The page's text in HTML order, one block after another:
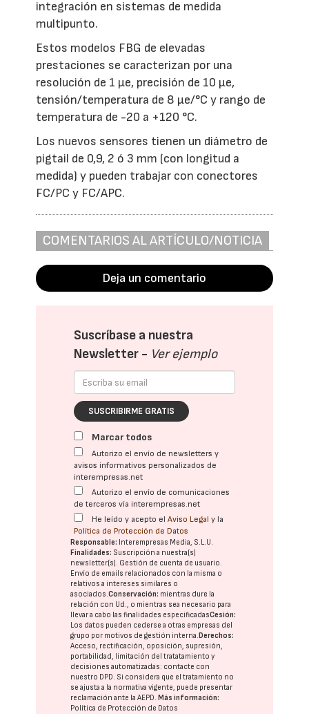
integración en sistemas de medida
multipunto.
Estos modelos FBG de elevadas
prestaciones se caracterizan por una
resolución de 1 µe, precisión de 10 µe,
tensión/temperatura de 8 µe/°C y rango de
temperatura de -20 a +120 °C.
Los nuevos sensores tienen un diámetro de
pigtail de 0,9, 2 ó 3 mm (con longitud a
medida) y pueden trabajar con conectores
FC/PC y FC/APC.
COMENTARIOS AL ARTÍCULO/NOTICIA
Deja un comentario
Suscríbase a nuestra
Newsletter - Ver ejemplo
SUSCRIBIRME GRATIS
Marcar todos
Autorizo el envío de newsletters y
avisos informativos personalizados de
interempresas.net
Autorizo el envío de comunicaciones
de terceros vía interempresas.net
He leído y acepto elAviso Legal y la
Política de Protección de Datos
Responsable: Interempresas Media, S.L.U.
Finalidades: Suscripción a nuestra(s)
newsletter(s). Gestión de cuenta de usuario.
Envío de emails relacionados con la misma o
relativos a intereses similares o
asociados.Conservación: mientras dure la
relación con Ud., o mientras sea necesario para
llevar a cabo las finalidades especificadasCesión:
Los datos pueden cederse a otras empresas del
grupo por motivos de gestión interna. Derechos:
Acceso, rectificación, oposición, supresión,
portabilidad, limitación del tratatamiento y
decisiones automatizadas: contacte con
nuestro DPD. Si considera que el tratamiento no
se ajusta a la normativa vigente, puede presentar
reclamación ante laAEPD. Más información:
Política de Protección de Datos